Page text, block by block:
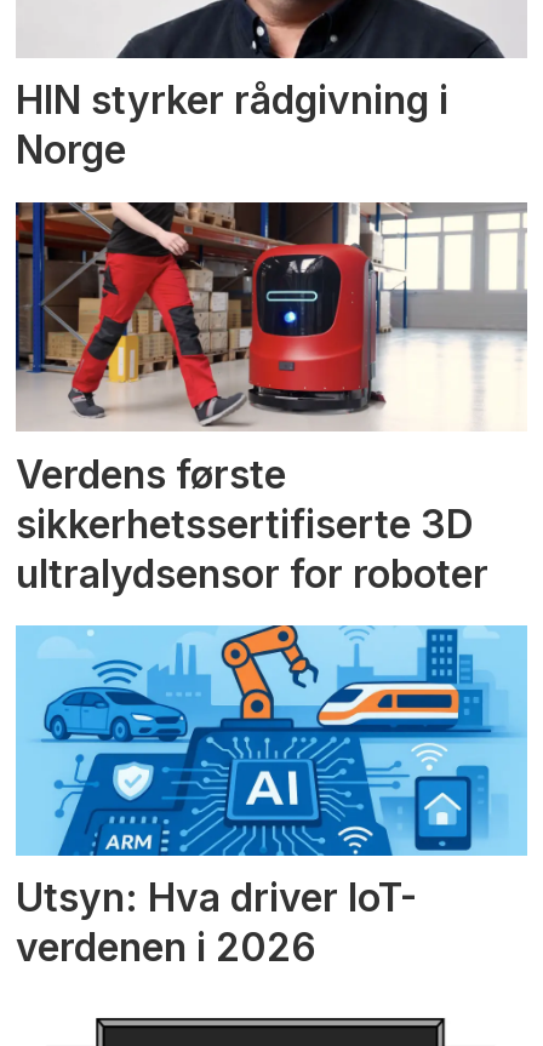
HIN styrker rådgivning i
Norge
Verdens første
sikkerhetssertifiserte 3D
ultralydsensor for roboter
Utsyn: Hva driver IoT-
verdenen i 2026